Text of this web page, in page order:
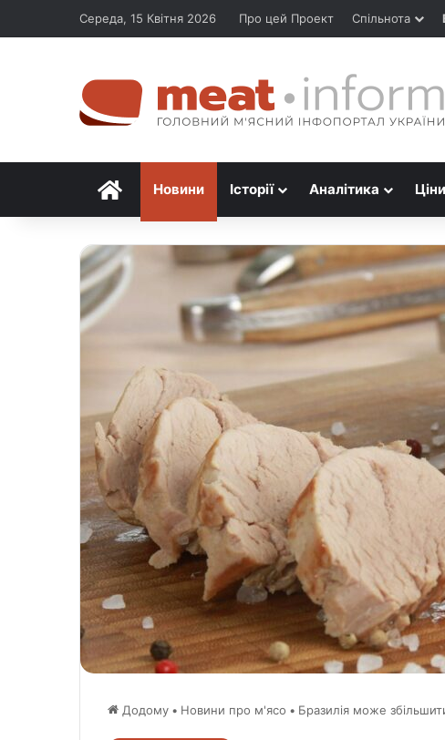
Середа, 15 Квітня 2026 Про цей Проект Спільнота
ГоловнаНовини Історії Аналітика Ціни
Додому • Новини про м'ясо • Бразилія може